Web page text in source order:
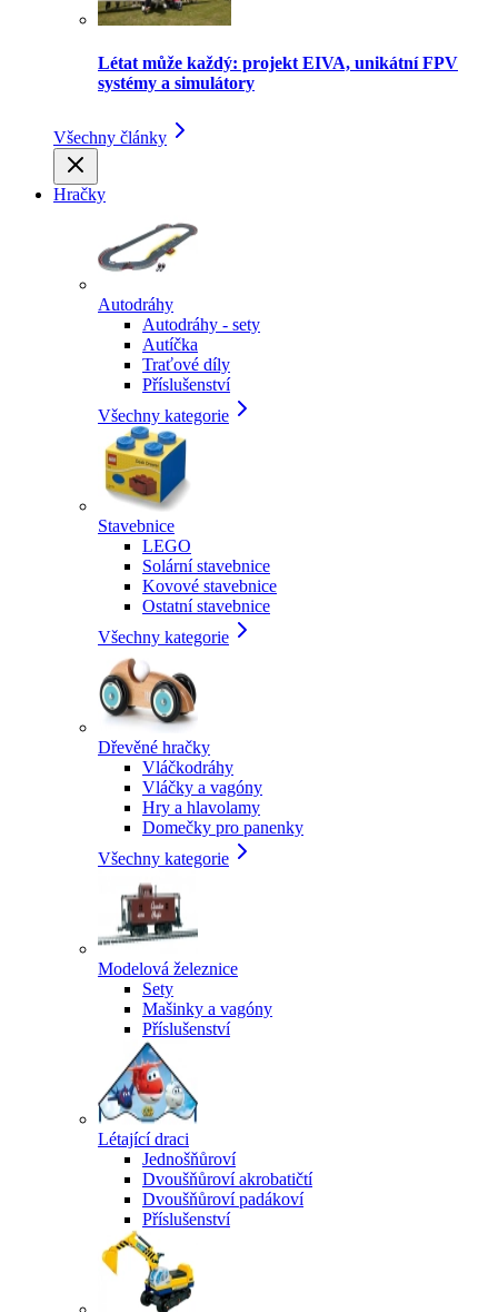
Létat může každý: projekt EIVA, unikátní FPV
systémy a simulátory
Všechny články
Hračky
Autodráhy
Autodráhy - sety
Autíčka
Traťové díly
Příslušenství
Všechny kategorie
Stavebnice
LEGO
Solární stavebnice
Kovové stavebnice
Ostatní stavebnice
Všechny kategorie
Dřevěné hračky
Vláčkodráhy
Vláčky a vagóny
Hry a hlavolamy
Domečky pro panenky
Všechny kategorie
Modelová železnice
Sety
Mašinky a vagóny
Příslušenství
Létající draci
Jednošňůroví
Dvoušňůroví akrobatičtí
Dvoušňůroví padákoví
Příslušenství